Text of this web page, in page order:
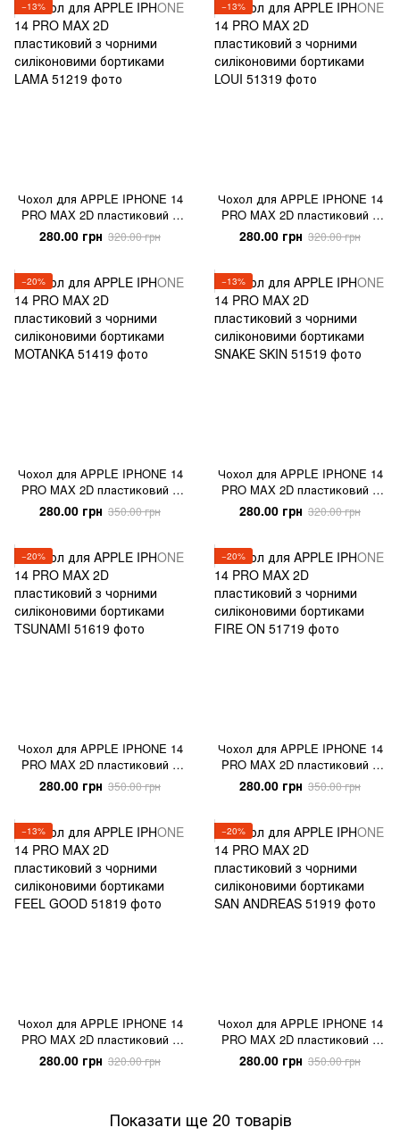
−13%
Чохол для APPLE IPHONE 14
PRO MAX 2D пластиковий з
чорними силіконовими
бортиками LAMA
280.00 грн 320.00 грн
−13%
Чохол для APPLE IPHONE 14
PRO MAX 2D пластиковий з
чорними силіконовими
бортиками LOUI
280.00 грн 320.00 грн
−20%
Чохол для APPLE IPHONE 14
PRO MAX 2D пластиковий з
чорними силіконовими
бортиками MOTANKA
280.00 грн 350.00 грн
−13%
Чохол для APPLE IPHONE 14
PRO MAX 2D пластиковий з
чорними силіконовими
бортиками SNAKE SKIN
280.00 грн 320.00 грн
−20%
Чохол для APPLE IPHONE 14
PRO MAX 2D пластиковий з
чорними силіконовими
бортиками TSUNAMI
280.00 грн 350.00 грн
−20%
Чохол для APPLE IPHONE 14
PRO MAX 2D пластиковий з
чорними силіконовими
бортиками FIRE ON
280.00 грн 350.00 грн
−13%
Чохол для APPLE IPHONE 14
PRO MAX 2D пластиковий з
чорними силіконовими
бортиками FEEL GOOD
280.00 грн 320.00 грн
−20%
Чохол для APPLE IPHONE 14
PRO MAX 2D пластиковий з
чорними силіконовими
бортиками SAN ANDREAS
280.00 грн 350.00 грн
Показати ще 20 товарів